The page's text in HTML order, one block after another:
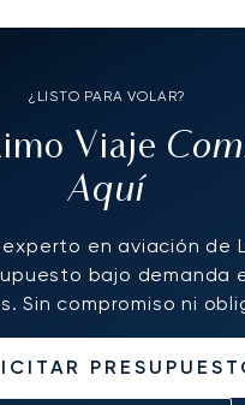
¿LISTO PARA VOLAR?
Viaje
Aquí
en aviación de
bajo demanda
Sin compromiso ni